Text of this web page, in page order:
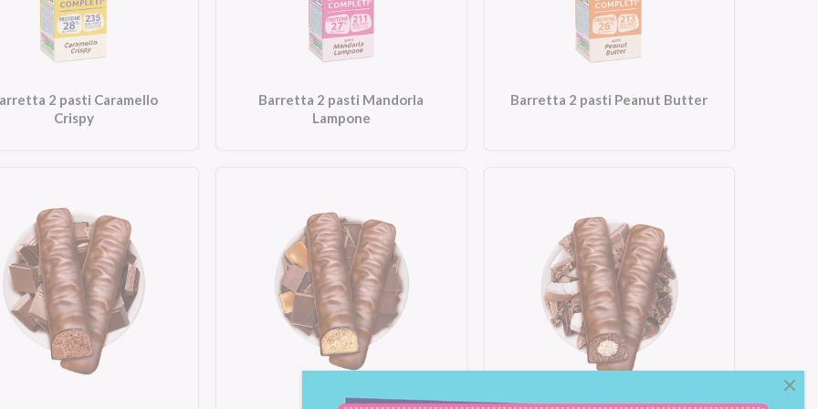
2 pasti Caramello
Crispy
Barretta 2 pasti Mandorla
Lampone
Barretta 2 pasti Peanut Butter